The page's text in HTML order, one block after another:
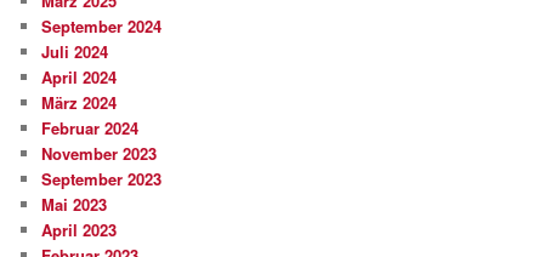
September 2024
Juli 2024
April 2024
März 2024
Februar 2024
November 2023
September 2023
Mai 2023
April 2023